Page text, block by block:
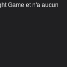
Game et n'a aucun